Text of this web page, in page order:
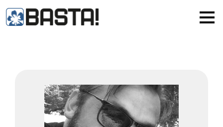
MAINZ
Alle